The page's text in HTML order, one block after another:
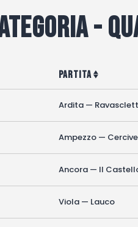
-
Partita
Ardita —
Ampezzo —
Ancora — Il
Viola — Lauco